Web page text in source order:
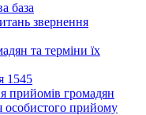
база
звернення
та терміни їх
1545
прийомів громадян
особистого прийому